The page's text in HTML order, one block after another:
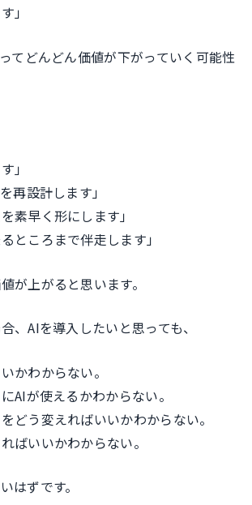
」
てどんどん価値が下がっていく可能性
」
再設計します」
素早く形にします」
ところまで伴走します」
が上がると思います。
、AIを導入したいと思っても、
かわからない。
AIが使えるかわからない。
どう変えればいいかわからない。
ばいいかわからない。
はずです。